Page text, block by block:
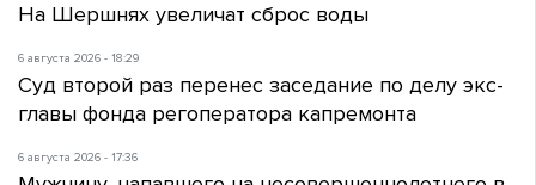
На Шершнях увеличат сброс воды
6 августа 2026 - 18:29
Суд второй раз перенес заседание по делу экс-
главы фонда регоператора капремонта
6 августа 2026 - 17:36